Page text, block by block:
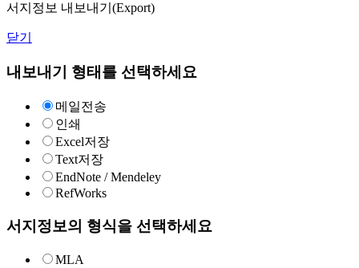
서지정보 내보내기(Export)
닫기
내보내기 형태를 선택하세요
메일전송
인쇄
Excel저장
Text저장
EndNote / Mendeley
RefWorks
서지정보의 형식을 선택하세요
MLA